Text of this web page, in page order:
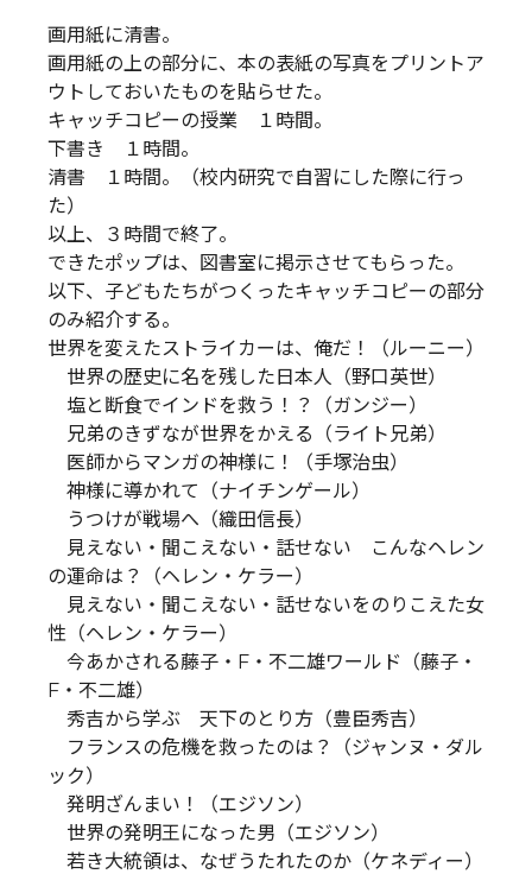
画用紙に清書。
画用紙の上の部分に、本の表紙の写真をプリントア
ウトしておいたものを貼らせた。
キャッチコピーの授業 １時間。
下書き １時間。
清書 １時間。（校内研究で自習にした際に行っ
た）
以上、３時間で終了。
できたポップは、図書室に掲示させてもらった。
以下、子どもたちがつくったキャッチコピーの部分
のみ紹介する。
世界を変えたストライカーは、俺だ！（ルーニー）
世界の歴史に名を残した日本人（野口英世）
塩と断食でインドを救う！？（ガンジー）
兄弟のきずなが世界をかえる（ライト兄弟）
医師からマンガの神様に！（手塚治虫）
神様に導かれて（ナイチンゲール）
うつけが戦場へ（織田信長）
見えない・聞こえない・話せない こんなヘレン
の運命は？（ヘレン・ケラー）
見えない・聞こえない・話せないをのりこえた女
性（ヘレン・ケラー）
今あかされる藤子・F・不二雄ワールド（藤子・
F・不二雄）
秀吉から学ぶ 天下のとり方（豊臣秀吉）
フランスの危機を救ったのは？（ジャンヌ・ダル
ック）
発明ざんまい！（エジソン）
世界の発明王になった男（エジソン）
若き大統領は、なぜうたれたのか（ケネディー）